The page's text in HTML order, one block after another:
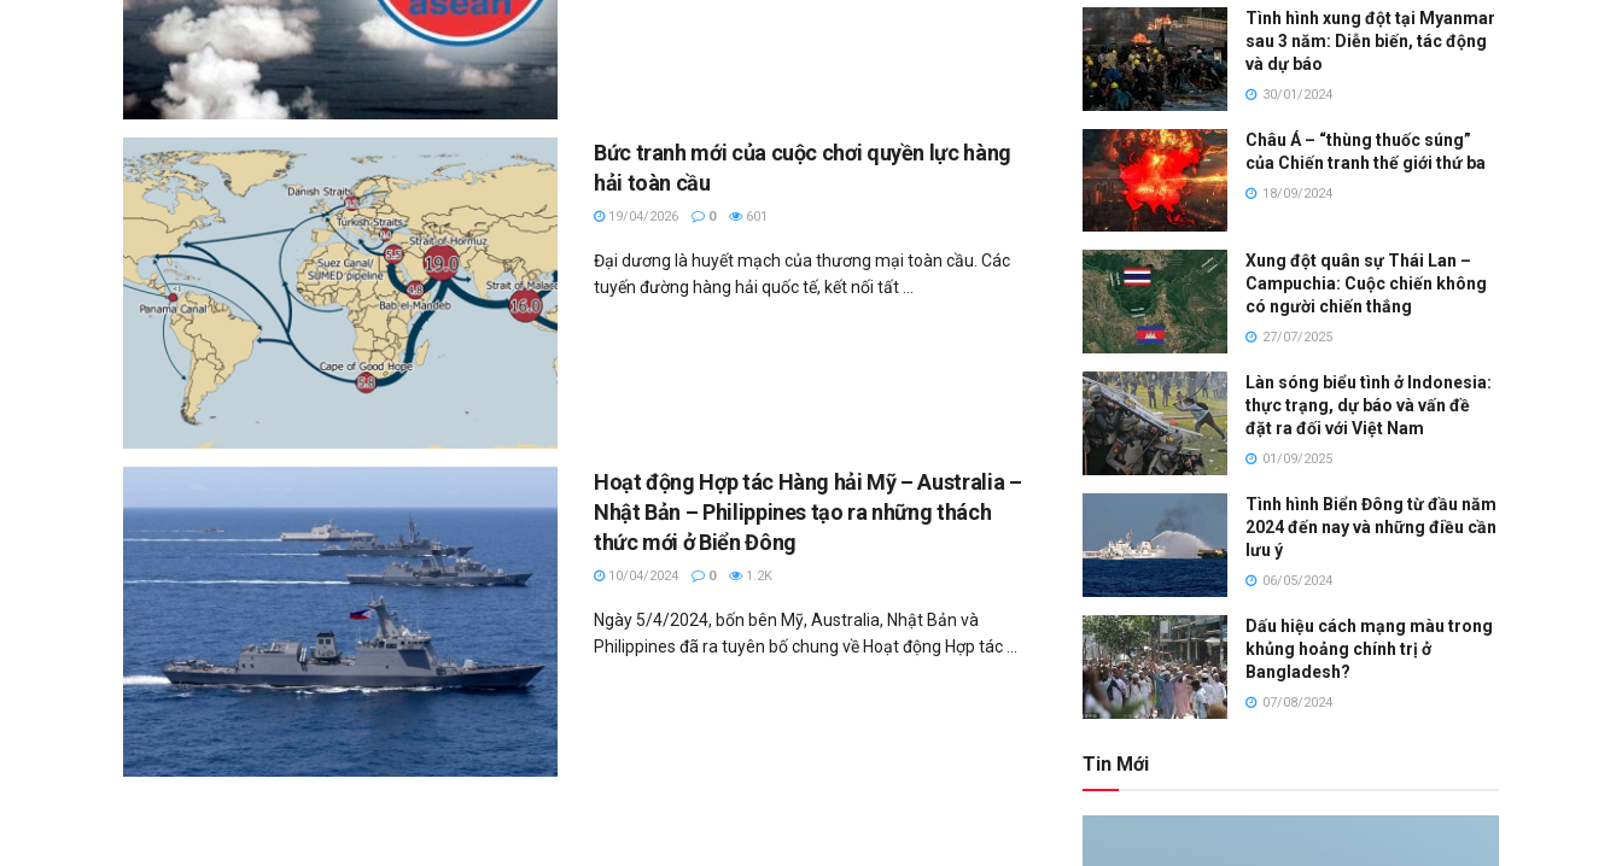
Bức tranh mới của cuộc chơi quyền lực hàng
hải toàn cầu
19/04/2026 0 601
Đại dương là huyết mạch của thương mại toàn cầu. Các
tuyến đường hàng hải quốc tế, kết nối tất ...
Hoạt động Hợp tác Hàng hải Mỹ – Australia –
Nhật Bản – Philippines tạo ra những thách
thức mới ở Biển Đông
10/04/2024 0 1.2K
Ngày 5/4/2024, bốn bên Mỹ, Australia, Nhật Bản và
Philippines đã ra tuyên bố chung về Hoạt động Hợp tác ...
Tình hình xung đột tại Myanmar
sau 3 năm: Diễn biến, tác động
và dự báo
30/01/2024
Châu Á – “thùng thuốc súng”
của Chiến tranh thế giới thứ ba
18/09/2024
Xung đột quân sự Thái Lan –
Campuchia: Cuộc chiến không
có người chiến thắng
27/07/2025
Làn sóng biểu tình ở Indonesia:
thực trạng, dự báo và vấn đề
đặt ra đối với Việt Nam
01/09/2025
Tình hình Biển Đông từ đầu năm
2024 đến nay và những điều cần
lưu ý
06/05/2024
Dấu hiệu cách mạng màu trong
khủng hoảng chính trị ở
Bangladesh?
07/08/2024
Tin Mới